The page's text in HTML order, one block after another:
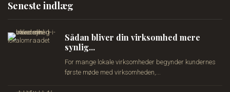
Seneste indlæg
Sådan bliver din virksomhed mere
synlig...
For mange lokale virksomheder begynder kundernes
første møde med virksomheden,...